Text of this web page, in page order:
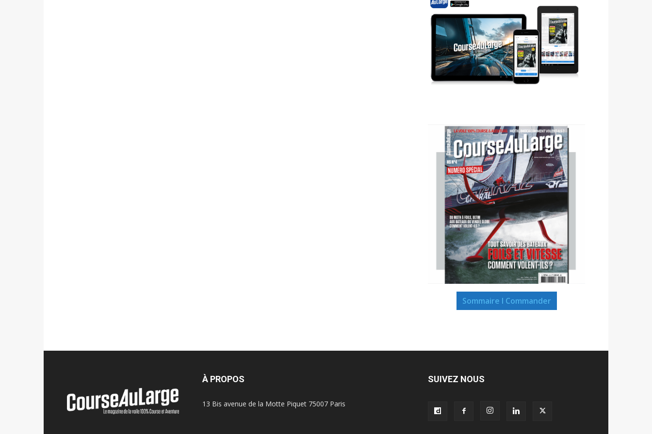
Sommaire I Commander
À PROPOS
13 Bis avenue de la Motte Piquet 75007 Paris
SUIVEZ NOUS